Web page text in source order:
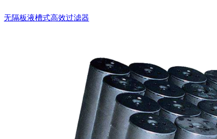
无隔板液槽式高效过滤器